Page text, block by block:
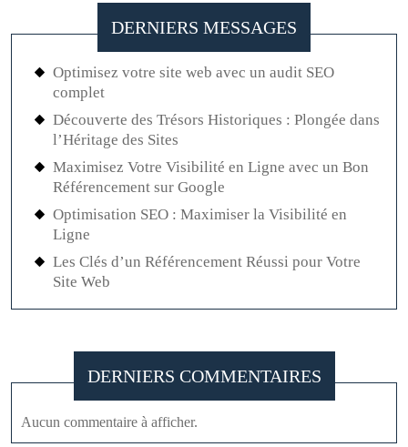
DERNIERS MESSAGES
Optimisez votre site web avec un audit SEO
complet
Découverte des Trésors Historiques : Plongée dans
l’Héritage des Sites
Maximisez Votre Visibilité en Ligne avec un Bon
Référencement sur Google
Optimisation SEO : Maximiser la Visibilité en
Ligne
Les Clés d’un Référencement Réussi pour Votre
Site Web
DERNIERS COMMENTAIRES
Aucun commentaire à afficher.